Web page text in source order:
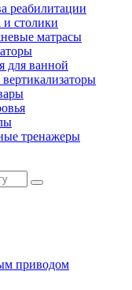
реабилитации
и столики
матрасы
для ванной
тренажеры
приводом